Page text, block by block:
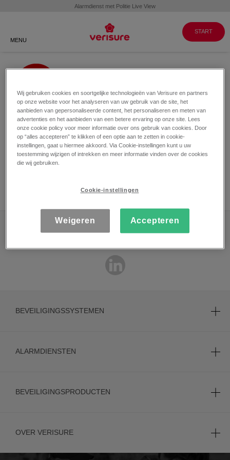
WERKEN BIJ
MENU
START
Er is iets misgegaan!
We proberen het probleem zo snel
mogelijk op te lossen.
Over een minuut kun je het opnieuw proberen, bekijk
Ga direct naar het Verisure Youtube-kanaal
BEVEILIGINGSSYSTEMEN
ALARMDIENSTEN
BEVEILIGINGSPRODUCTEN
OVER VERISURE
Wij gebruiken cookies en soortgelijke technologieën van Verisure en partners
op onze website voor het analyseren van uw gebruik van de site, het
aanbieden van gepersonaliseerde content, het personaliseren en meten van
advertenties en het aanbieden van een betere ervaring op onze site. Lees
onze cookie policy voor meer informatie over ons gebruik van cookies. Door
op “alles accepteren” te klikken of een optie aan te zetten in cookie-
instellingen, gaat u hiermee akkoord. Via Cookie-instellingen kunt u uw
toestemming wijzigen of intrekken en meer informatie vinden over de cookies
die wij gebruiken.
Cookie-instellingen
Weigeren Accepteren